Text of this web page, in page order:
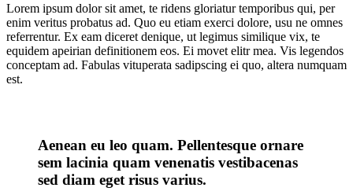
Lorem ipsum dolor sit amet, te ridens gloriatur temporibus qui, per
enim veritus probatus ad. Quo eu etiam exerci dolore, usu ne omnes
referrentur. Ex eam diceret denique, ut legimus similique vix, te
equidem apeirian definitionem eos. Ei movet elitr mea. Vis legendos
conceptam ad. Fabulas vituperata sadipscing ei quo, altera numquam
est.
Aenean eu leo quam. Pellentesque ornare
sem lacinia quam venenatis vestibacenas
sed diam eget risus varius.